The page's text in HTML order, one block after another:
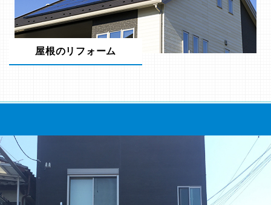
屋根のリフォーム